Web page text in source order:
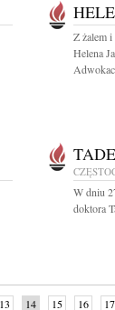
Z żalem i
Helena
W dniu
doktora
13 14 15 16 17